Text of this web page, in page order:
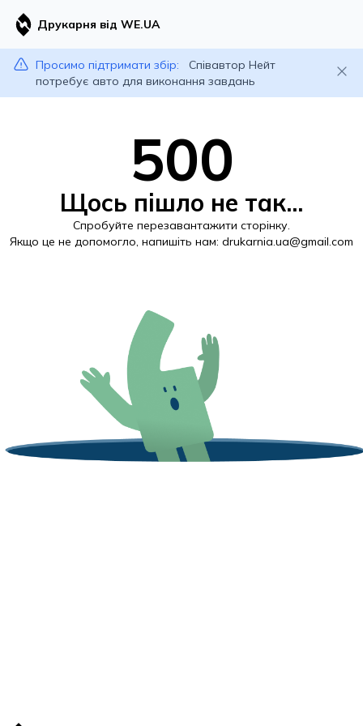
Друкарня від WE.UA
Просимо підтримати збір:
Співавтор Нейт
потребує авто для виконання завдань
500
Щось пішло не так...
Спробуйте перезавантажити сторінку.
Якщо це не допомогло, напишіть нам: drukarnia.ua@gmail.com